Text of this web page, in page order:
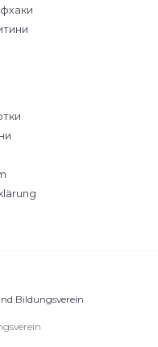
Bildungsverein